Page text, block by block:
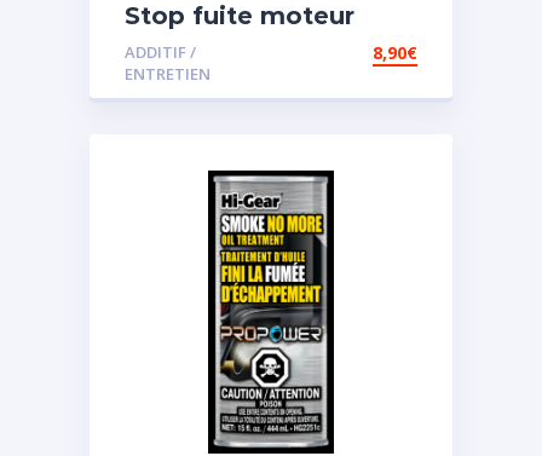
Stop fuite moteur
ADDITIF /
ENTRETIEN
8,90€